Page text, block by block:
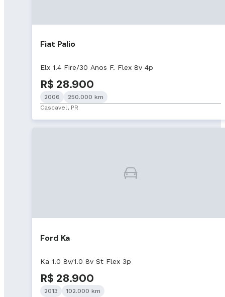
Fiat Palio
Elx 1.4 Fire/30 Anos F. Flex 8v 4p
R$ 28.900
2006
250.000 km
Cascavel, PR
Ford Ka
Ka 1.0 8v/1.0 8v St Flex 3p
R$ 28.900
2013
102.000 km